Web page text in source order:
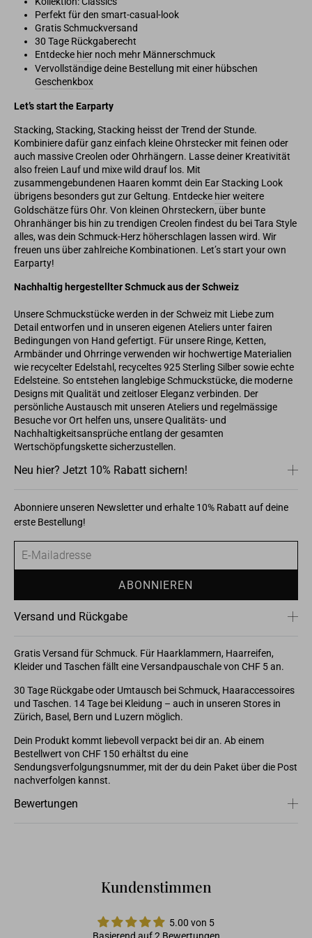
Perfekt für den smart-casual-look
Gratis Schmuckversand
30 Tage Rückgaberecht
Entdecke hier noch mehr Männerschmuck
Vervollständige deine Bestellung mit einer hübschen
Geschenkbox
Let’s start the Earparty
Stacking, Stacking, Stacking heisst der Trend der Stunde.
Kombiniere dafür ganz einfach kleine Ohrstecker mit feinen oder
auch massive Creolen oder Ohrhängern. Lasse deiner Kreativität
also freien Lauf und mixe wild drauf los. Mit
zusammengebundenen Haaren kommt dein Ear Stacking Look
übrigens besonders gut zur Geltung. Entdecke hierweitere
Goldschätze fürs Ohr. Von kleinen Ohrsteckern, über bunte
Ohranhänger bis hin zu trendigen Creolen findest du bei Tara Style
alles, was dein Schmuck-Herz höherschlagen lassen wird. Wir
freuen uns über zahlreiche Kombinationen. Let’s start your own
Earparty!
Nachhaltig hergestellter Schmuck aus der Schweiz
Unsere Schmuckstücke werden in der Schweiz mit Liebe zum
Detail entworfen und in unseren eigenen Ateliers unter fairen
Bedingungen von Hand gefertigt. Für unsere Ringe, Ketten,
Armbänder und Ohrringe verwenden wir hochwertige Materialien
wie recycelter Edelstahl, recyceltes 925 Sterling Silber sowie echte
Edelsteine. So entstehen langlebige Schmuckstücke, die moderne
Designs mit Qualität und zeitloser Eleganz verbinden. Der
persönliche Austausch mit unseren Ateliers und regelmässige
Besuche vor Ort helfen uns, unsere Qualitäts- und
Nachhaltigkeitsansprüche entlang der gesamten
Wertschöpfungskette sicherzustellen.
Neu hier? Jetzt 10% Rabatt sichern!
Abonniere unseren Newsletter und erhalte 10% Rabatt auf deine
erste Bestellung!
Mailadresse
ABONNIEREN
Versand und Rückgabe
Gratis Versand für Schmuck. Für Haarklammern, Haarreifen,
Kleider und Taschen fällt eine Versandpauschale von CHF 5 an.
⁠30 Tage Rückgabe oder Umtausch bei Schmuck, Haaraccessoires
und Taschen. 14 Tage bei Kleidung – auch in unseren Stores in
Zürich, Basel, Bern und Luzern möglich.
⁠Dein Produkt kommt liebevoll verpackt bei dir an. Ab einem
Bestellwert von CHF 150 erhältst du eine
Sendungsverfolgungsnummer, mit der du dein Paket über die Post
nachverfolgen kannst.
Bewertungen
Kundenstimmen
5.00 von 5
Basierend auf 2 Bewertungen